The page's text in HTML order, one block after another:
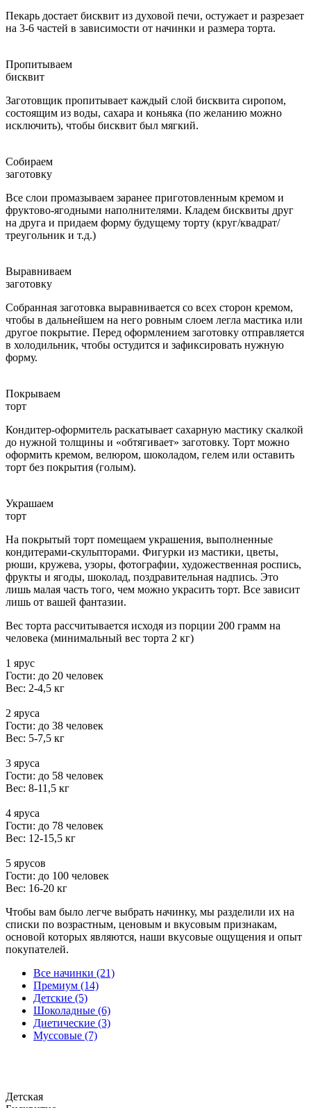
Пекарь достает бисквит из духовой печи, остужает и разрезает
на 3-6 частей в зависимости от начинки и размера торта.
Пропитываем
бисквит
Заготовщик пропитывает каждый слой бисквита сиропом,
состоящим из воды, сахара и коньяка (по желанию можно
исключить), чтобы бисквит был мягкий.
Собираем
заготовку
Все слои промазываем заранее приготовленным кремом и
фруктово-ягодными наполнителями. Кладем бисквиты друг
на друга и придаем форму будущему торту (круг/квадрат/
треугольник и т.д.)
Выравниваем
заготовку
Собранная заготовка выравнивается со всех сторон кремом,
чтобы в дальнейшем на него ровным слоем легла мастика или
другое покрытие. Перед оформлением заготовку отправляется
в холодильник, чтобы остудится и зафиксировать нужную
форму.
Покрываем
торт
Кондитер-оформитель раскатывает сахарную мастику скалкой
до нужной толщины и «обтягивает» заготовку. Торт можно
оформить кремом, велюром, шоколадом, гелем или оставить
торт без покрытия (голым).
Украшаем
торт
На покрытый торт помещаем украшения, выполненные
кондитерами-скульпторами. Фигурки из мастики, цветы,
рюши, кружева, узоры, фотографии, художественная роспись,
фрукты и ягоды, шоколад, поздравительная надпись. Это
лишь малая часть того, чем можно украсить торт. Все зависит
лишь от вашей фантазии.
Вес торта рассчитывается исходя из порции 200 грамм на
человека (минимальный вес торта 2 кг)
1 ярус
Гости: до 20 человек
Вес: 2-4,5 кг
2 яруса
Гости: до 38 человек
Вес: 5-7,5 кг
3 яруса
Гости: до 58 человек
Вес: 8-11,5 кг
4 яруса
Гости: до 78 человек
Вес: 12-15,5 кг
5 ярусов
Гости: до 100 человек
Вес: 16-20 кг
Чтобы вам было легче выбрать начинку, мы разделили их на
списки по возрастным, ценовым и вкусовым признакам,
основой которых являются, наши вкусовые ощущения и опыт
покупателей.
Все начинки (21)
Премиум (14)
Детские (5)
Шоколадные (6)
Диетические (3)
Муссовые (7)
Детская